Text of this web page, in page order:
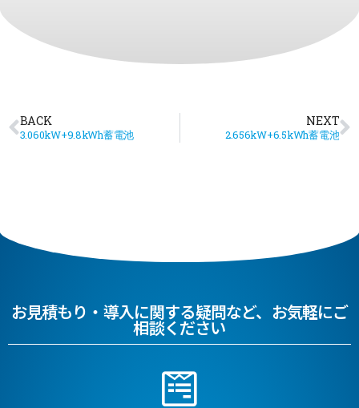
BACK
3.060kW+9.8kWh蓄電池
NEXT
2.656kW+6.5kWh蓄電池
お見積もり・導入に関する疑問など、お気軽にご
相談ください